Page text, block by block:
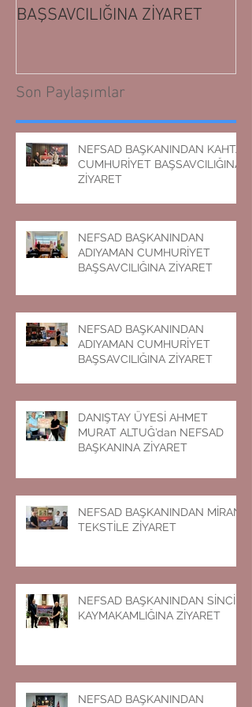
BAŞSAVCILIĞINA ZİYARET
Son Paylaşımlar
NEFSAD BAŞKANINDAN KAHTA
CUMHURİYET BAŞSAVCILIĞINA
ZİYARET
NEFSAD BAŞKANINDAN
ADIYAMAN CUMHURİYET
BAŞSAVCILIĞINA ZİYARET
NEFSAD BAŞKANINDAN
ADIYAMAN CUMHURİYET
BAŞSAVCILIĞINA ZİYARET
DANIŞTAY ÜYESİ AHMET
MURAT ALTUĞ’dan NEFSAD
BAŞKANINA ZİYARET
NEFSAD BAŞKANINDAN MİRAN
TEKSTİLE ZİYARET
NEFSAD BAŞKANINDAN SİNCİK
KAYMAKAMLIĞINA ZİYARET
NEFSAD BAŞKANINDAN